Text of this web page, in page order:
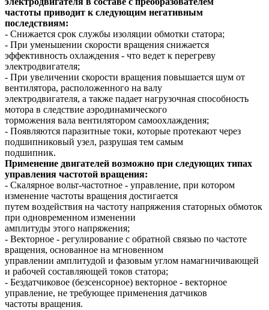
частоты приводит к следующим негативным
последствиям:
- Снижается срок службы изоляции обмотки статора;
- При уменьшении скорости вращения снижается
эффективность охлаждения - что ведет к перегреву
электродвигателя;
- При увеличении скорости вращения повышается шум от
вентилятора, расположенного на валу
электродвигателя, а также падает нагрузочная способность
мотора в следствие аэродинамического
торможения вала вентилятором самоохлаждения;
- Появляются паразитные токи, которые протекают через
подшипниковый узел, разрушая тем самым
подшипник.
Применение двигателей возможно при следующих типах
управления частотой вращения:
- Скалярное вольт-частотное - управление, при котором
изменение частоты вращения достигается
путем воздействия на частоту напряжения статорных обмоток
при одновременном изменении
амплитуды этого напряжения;
- Векторное - регулирование с обратной связью по частоте
вращения, основанное на мгновенном
управлении амплитудой и фазовым углом намагничивающей
и рабочей составляющей токов статора;
- Бездатчиковое (безсенсорное) векторное - векторное
управление, не требующее применения датчиков
частоты вращения.